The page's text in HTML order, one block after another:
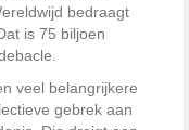
bedraagt
is 75 biljoen
veel belangrijkere
gebrek aan